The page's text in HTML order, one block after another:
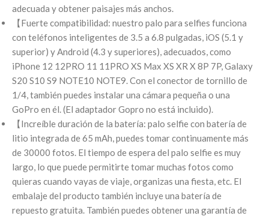
adecuada y obtener paisajes más anchos.
【Fuerte compatibilidad: nuestro palo para selfies funciona
con teléfonos inteligentes de 3.5 a 6.8 pulgadas, iOS (5.1 y
superior) y Android (4.3 y superiores), adecuados, como
iPhone 12 12PRO 11 11PRO XS Max XS XR X 8P 7P, Galaxy
S20 S10 S9 NOTE10 NOTE9. Con el conector de tornillo de
1/4, también puedes instalar una cámara pequeña o una
GoPro en él. (El adaptador Gopro no está incluido).
【Increíble duración de la batería: palo selfie con batería de
litio integrada de 65 mAh, puedes tomar continuamente más
de 30000 fotos. El tiempo de espera del palo selfie es muy
largo, lo que puede permitirte tomar muchas fotos como
quieras cuando vayas de viaje, organizas una fiesta, etc. El
embalaje del producto también incluye una batería de
repuesto gratuita. También puedes obtener una garantía de